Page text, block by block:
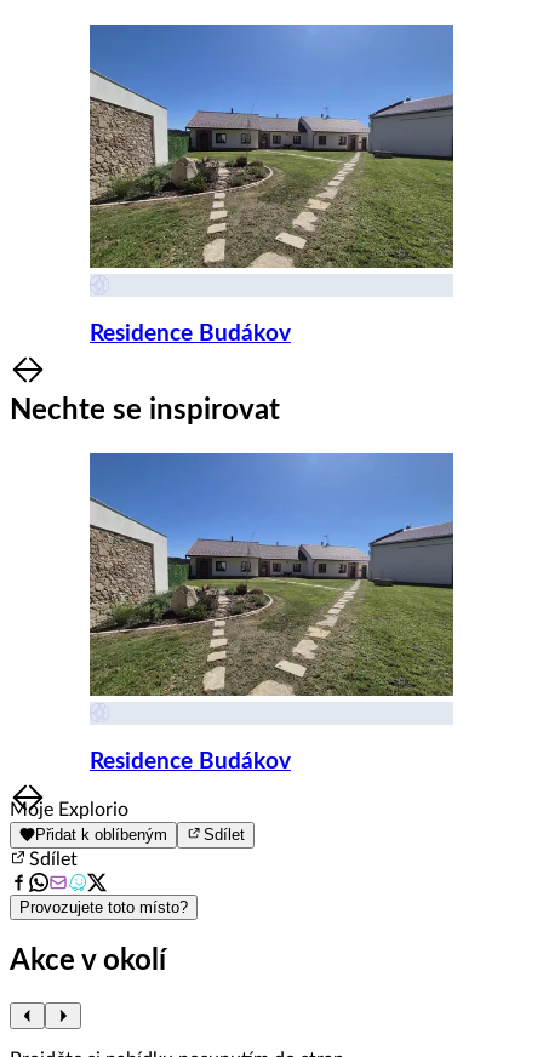
Residence Budákov
Item
1
of
Nechte se inspirovat
Residence Budákov
Item
1
of
8
Moje Explorio
Přidat k oblíbeným Sdílet
Sdílet
Provozujete toto místo?
Akce v okolí